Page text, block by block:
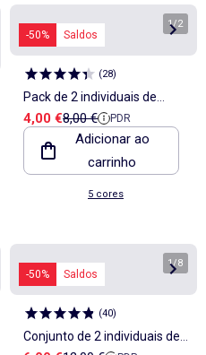
-50% Saldos
1/2
(28)
Pack de 2 individuais de
mesa decorados 32 x 45 cm
- Kiabi Home
Preço de venda
4,00 €Preço de referência
8,00 € PDR
Adicionar ao
carrinho
5 cores
-50% Saldos
1/8
(40)
Conjunto de 2 individuais de